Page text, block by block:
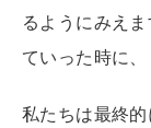
るようにみえ
ていった時に、
私たちは最終的